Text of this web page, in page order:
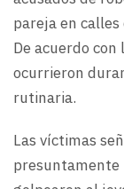
pareja en
De acuerdo
ocurrieron
rutinaria.
Las víctimas
presuntamente